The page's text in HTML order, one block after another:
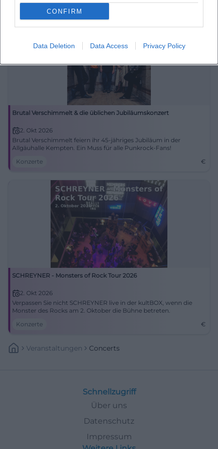
CONFIRM
Data Deletion Data Access Privacy Policy
Brutal Verschimmelt & die üblichen Jubiläumskonzert
2. Okt 2026
Brutal Verschimmelt feiern ihr 45-jähriges Jubiläum in der
Allgäuhalle Kempten. Ein Muss für alle Punkrock-Fans!
Konzerte
€
SCHREYNER - Monsters of Rock Tour 2026
2. Okt 2026
Verpassen Sie nicht SCHREYNER live in der kultBOX, wenn die
Monster des Rocks am 2. Oktober die Bühne betreten.
Konzerte
€
Veranstaltungen Concerts
Schnellzugriff
Über uns
Datenschutz
Impressum